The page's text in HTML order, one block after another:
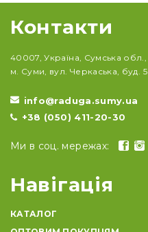
Контакти
40007, Україна, Сумська обл.,
м. Суми, вул. Черкаська, буд. 5
info@raduga.sumy.ua
+38 (050) 411-20-30
Ми в соц. мережах:
Навігація
КАТАЛОГ